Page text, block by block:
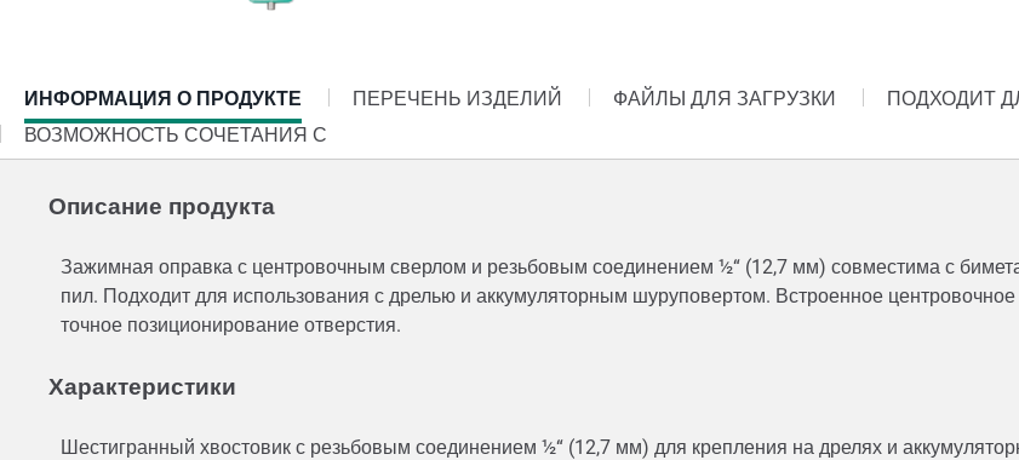
CURRENT
TAB:
ИНФОРМАЦИЯ О ПРОДУКТЕ ПЕРЕЧЕНЬ ИЗДЕЛИЙ ФАЙЛЫ ДЛЯ ЗАГРУЗКИ ПОДХОДИТ
ВОЗМОЖНОСТЬ СОЧЕТАНИЯ С
Описание продукта
Зажимная оправка с центровочным сверлом и резьбовым соединением ½“ (12,7 мм) совместима с
пил. Подходит для использования с дрелью и аккумуляторным шуруповертом. Встроенное
точное позиционирование отверстия.
Характеристики
Шестигранный хвостовик с резьбовым соединением ½“ (12,7 мм) для крепления на дрелях и